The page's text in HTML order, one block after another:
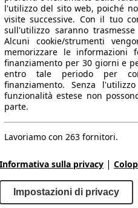
70 KW (95 PS)
60 KW (82 PS)
l'utilizzo del sito web, poiché
visite successive. Con il tuo
sull'utilizzo saranno
Alcuni cookie/strumenti
memorizzare le
finanziamento per 30 giorni e
entro tale periodo per
finanziamento. Senza
funzionalità estese non
parte.
Lavoriamo con 263 fornitori.
Informativa sulla privacy |
Impostazioni di privacy